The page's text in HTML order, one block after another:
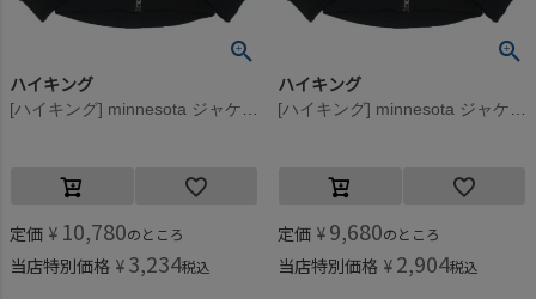
ハイキング
[ハイキング] minnesota ジャケット ブラック
定価 ¥ 10,780のところ
当店特別価格 ¥ 3,234税込
ハイキング
[ハイキング] minnesota ジャケット ブラック
定価 ¥ 9,680のところ
当店特別価格 ¥ 2,904税込